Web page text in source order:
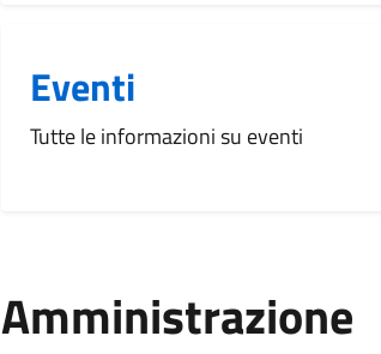
Eventi
Tutte le informazioni su eventi
Amministrazione